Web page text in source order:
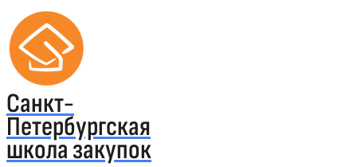
Санкт-
Петербургская
школа закупок